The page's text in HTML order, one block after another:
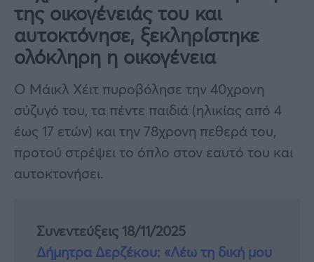
της οικογένειάς του και
αυτοκτόνησε, ξεκληρίστηκε
ολόκληρη η οικογένεια
Ο Μάικλ Χέιτ πυροβόλησε την 40χρονη
σύζυγό του, τα πέντε παιδιά (ηλικίας από 4
έως 17 ετών) και την 78χρονη πεθερά του,
προτού στρέψει το όπλο στον εαυτό του και
αυτοκτονήσει.
Συνεντεύξεις 18/11/2025
Δήμητρα Δερζέκου: «Λέω τη δική μου